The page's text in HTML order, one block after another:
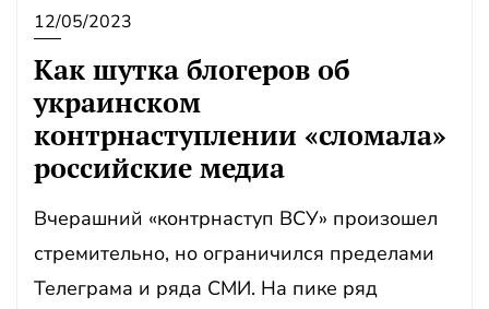
12/05/2023
Как шутка блогеров об
украинском
контрнаступлении «сломала»
российские медиа
Вчерашний «контрнаступ ВСУ» произошел
стремительно, но ограничился пределами
Телеграма и ряда СМИ. На пике ряд